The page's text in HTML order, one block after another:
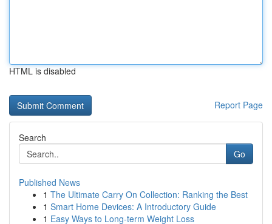
HTML is disabled
Report Page
Search
Go
Published News
1 The Ultimate Carry On Collection: Ranking the Best
1 Smart Home Devices: A Introductory Guide
1 Easy Ways to Long-term Weight Loss